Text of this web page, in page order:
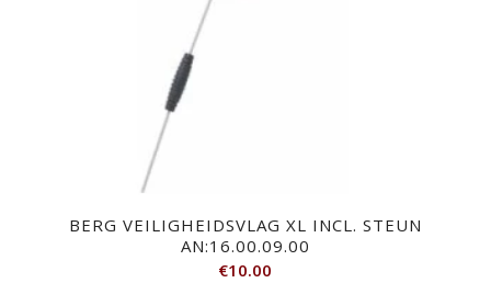
BERG VEILIGHEIDSVLAG XL INCL. STEUN
AN:16.00.09.00
€10.00